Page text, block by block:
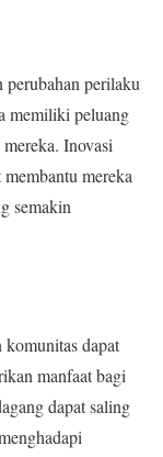
perubahan perilaku
memiliki peluang
Inovasi
mereka
semakin
komunitas dapat
manfaat bagi
dapat saling